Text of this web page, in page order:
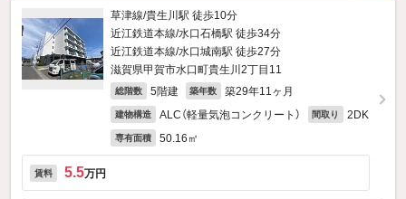
草津線/貴生川駅 徒歩10分
近江鉄道本線/水口石橋駅 徒歩34分
近江鉄道本線/水口城南駅 徒歩27分
滋賀県甲賀市水口町貴生川2丁目11
総階数 5階建 築年数 築29年11ヶ月
建物構造 ALC（軽量気泡コンクリート） 間取り 2DK
専有面積 50.16㎡
賃料 5.5万円